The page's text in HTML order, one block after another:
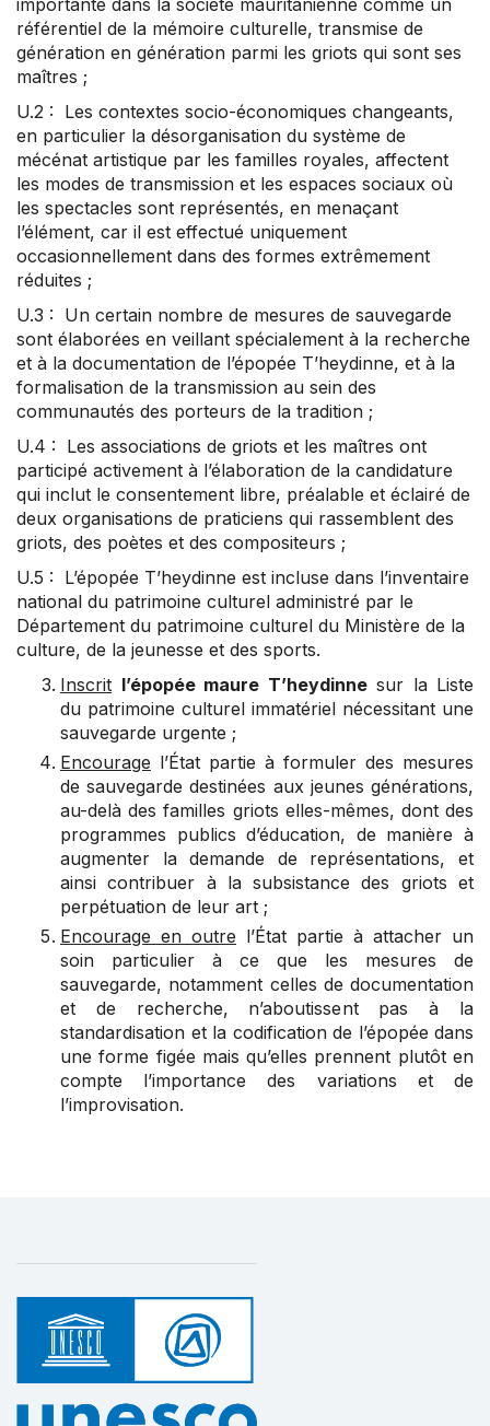
importante dans la société mauritanienne comme un
référentiel de la mémoire culturelle, transmise de
génération en génération parmi les griots qui sont ses
maîtres ;
U.2 : Les contextes socio-économiques changeants,
en particulier la désorganisation du système de
mécénat artistique par les familles royales, affectent
les modes de transmission et les espaces sociaux où
les spectacles sont représentés, en menaçant
l’élément, car il est effectué uniquement
occasionnellement dans des formes extrêmement
réduites ;
U.3 : Un certain nombre de mesures de sauvegarde
sont élaborées en veillant spécialement à la recherche
et à la documentation de l’épopée T’heydinne, et à la
formalisation de la transmission au sein des
communautés des porteurs de la tradition ;
U.4 : Les associations de griots et les maîtres ont
participé activement à l’élaboration de la candidature
qui inclut le consentement libre, préalable et éclairé de
deux organisations de praticiens qui rassemblent des
griots, des poètes et des compositeurs ;
U.5 : L’épopée T’heydinne est incluse dans l’inventaire
national du patrimoine culturel administré par le
Département du patrimoine culturel du Ministère de la
culture, de la jeunesse et des sports.
Inscrit l’épopée maure T’heydinnesur la Liste
du patrimoine culturel immatériel nécessitant une
sauvegarde urgente ;
Encourage l’État partie à formuler des mesures
de sauvegarde destinées aux jeunes générations,
au-delà des familles griots elles-mêmes, dont des
programmes publics d’éducation, de manière à
augmenter la demande de représentations, et
ainsi contribuer à la subsistance des griots et
perpétuation de leur art ;
Encourage en outre l’État partie à attacher un
soin particulier à ce que les mesures de
sauvegarde, notamment celles de documentation
et de recherche, n’aboutissent pas à la
standardisation et la codification de l’épopée dans
une forme figée mais qu’elles prennent plutôt en
compte l’importance des variations et de
l’improvisation.